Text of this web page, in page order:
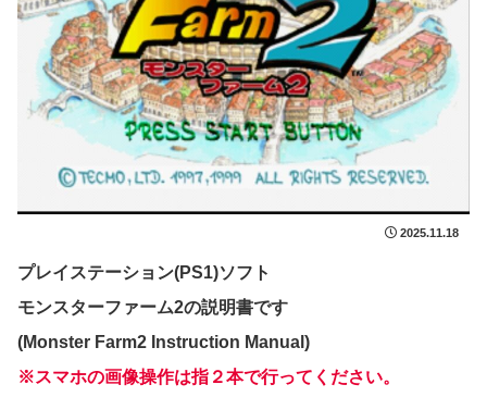
2025.11.18
プレイステーション(PS1)ソフト
モンスターファーム2の説明書です
(Monster Farm2 Instruction Manual)
※スマホの画像操作は指２本で行ってください。